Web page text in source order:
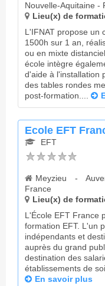
Nouvelle-Aquitaine -
Lieu(x) de
L'IFNAT propose un
1500h sur 1 an,
ou en mixte
école intègre
d'aide à l'installation
des tables rondes
post-formation....
Ecole EFT
EFT
Meyzieu -
France
Lieu(x) de
L'École EFT France
formation EFT. L'un
indépendants et
auprès du grand
destination des
établissements de
En savoir plus